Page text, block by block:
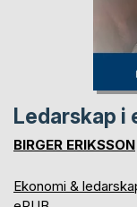
Ledarskap i
BIRGER ERIKSSON
Ekonomi &